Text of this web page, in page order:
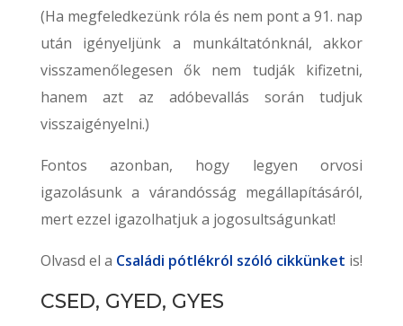
(Ha megfeledkezünk róla és nem pont a 91. nap
után igényeljünk a munkáltatónknál, akkor
visszamenőlegesen ők nem tudják kifizetni,
hanem azt az adóbevallás során tudjuk
visszaigényelni.)
Fontos azonban, hogy legyen orvosi
igazolásunk a várandósság megállapításáról,
mert ezzel igazolhatjuk a jogosultságunkat!
Olvasd el a Családi pótlékról szóló cikkünket is!
CSED, GYED, GYES